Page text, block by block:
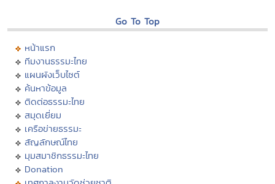
Go To Top
หน้าแรก
ทีมงานธรรมะไทย
แผนผังเว็บไซต์
ค้นหาข้อมูล
ติดต่อธรรมะไทย
สมุดเยี่ยม
เครือข่ายธรรมะ
สัญลักษณ์ไทย
มุมสมาชิกธรรมะไทย
Donation